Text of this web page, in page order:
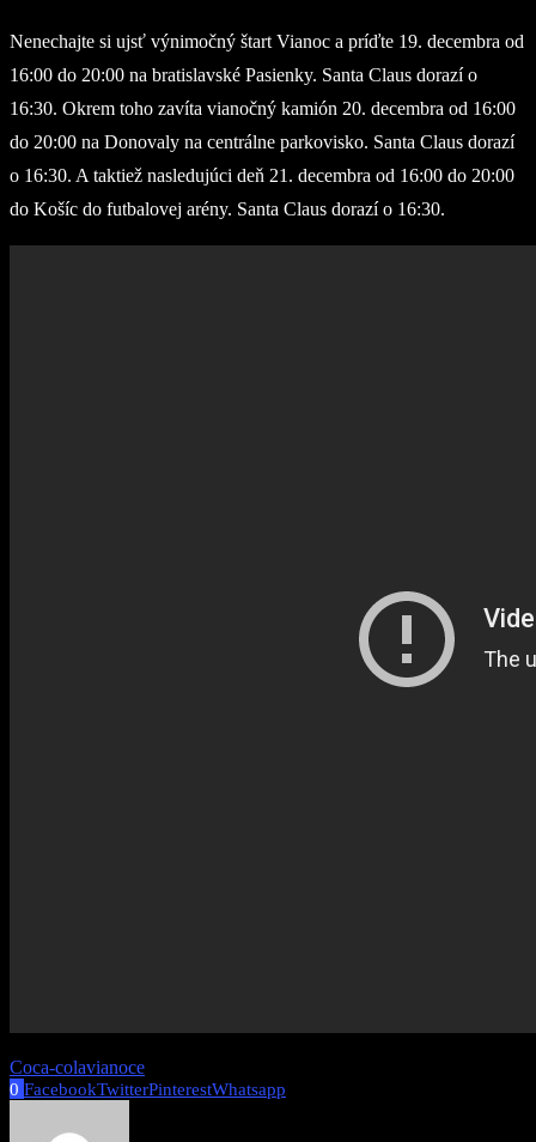
Nenechajte si ujsť výnimočný štart Vianoc a príďte 19. decembra od
16:00 do 20:00 na bratislavské Pasienky. Santa Claus dorazí o
16:30. Okrem toho zavíta vianočný kamión 20. decembra od 16:00
do 20:00 na Donovaly na centrálne parkovisko. Santa Claus dorazí
o 16:30. A taktiež nasledujúci deň 21. decembra od 16:00 do 20:00
do Košíc do futbalovej arény. Santa Claus dorazí o 16:30.
Coca-colavianoce
0 FacebookTwitterPinterestWhatsapp